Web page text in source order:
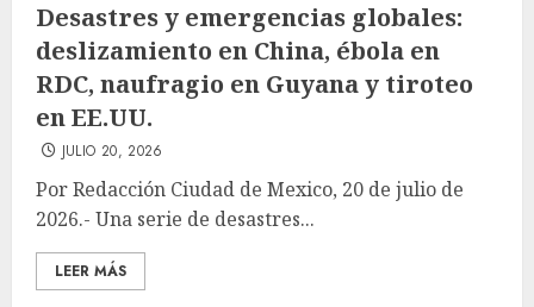
Desastres y emergencias globales:
deslizamiento en China, ébola en
RDC, naufragio en Guyana y tiroteo
en EE.UU.
JULIO 20, 2026
Por Redacción Ciudad de Mexico, 20 de julio de
2026.- Una serie de desastres...
LEER MÁS